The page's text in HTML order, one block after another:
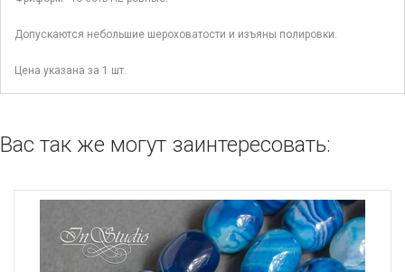
Допускаются небольшие шероховатости и изъяны полировки.
Цена указана за 1 шт.
Вас так же могут заинтересовать: